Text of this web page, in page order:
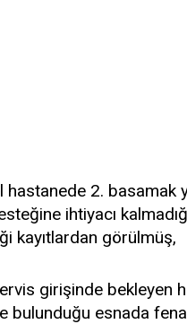
2. basamak
ihtiyacı
kayıtlardan görülmüş,
girişinde bekleyen
bulunduğu esnada